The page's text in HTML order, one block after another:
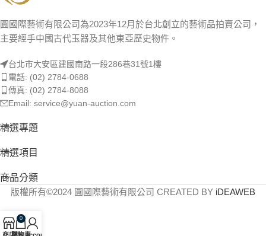
圓國際藝術有限公司為2023年12月於台北創立的藝術品拍賣公司，
主要經手中國古代玉器及其他東亞歷史物件。
台北市大安區建國南路一段286巷31號1樓
電話: (02) 2784-0688
傳真: (02) 2784-8088
Email: service@yuan-auction.com
精選專題
精選項目
商品分類
版權所有©2024 圓國際藝術有限公司 CREATED BY iDEAWEB
0